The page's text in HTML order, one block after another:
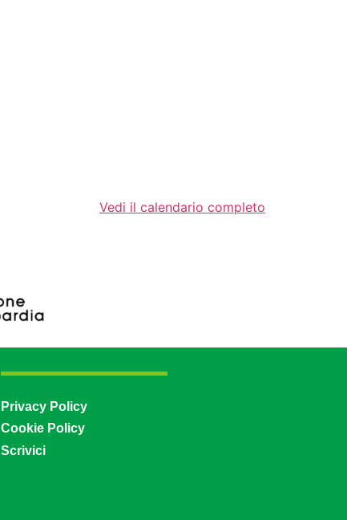
Vedi il calendario completo
Privacy Policy
Cookie Policy
Scrivici